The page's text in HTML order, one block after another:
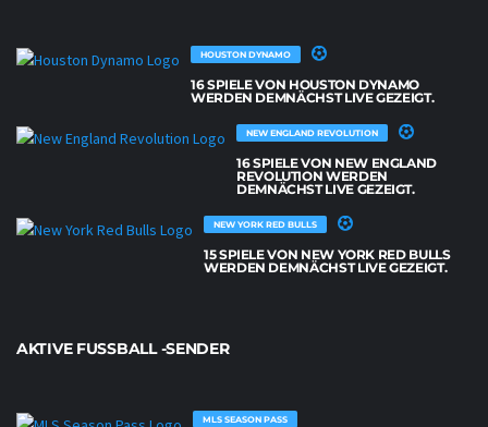
HOUSTON DYNAMO
16 SPIELE VON HOUSTON DYNAMO
WERDEN DEMNÄCHST LIVE GEZEIGT.
NEW ENGLAND REVOLUTION
16 SPIELE VON NEW ENGLAND
REVOLUTION WERDEN
DEMNÄCHST LIVE GEZEIGT.
NEW YORK RED BULLS
15 SPIELE VON NEW YORK RED BULLS
WERDEN DEMNÄCHST LIVE GEZEIGT.
AKTIVE FUSSBALL -SENDER
MLS SEASON PASS